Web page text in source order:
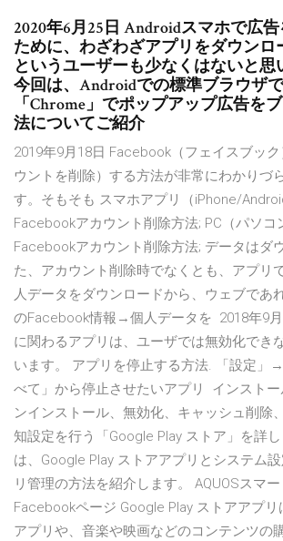
2020年6月25日 Androidスマホで広
ために、わざわざアプリをダウンロ
というユーザーも少なくはないと思
今回は、Androidでの標準ブラウザ
「Chrome」でポップアップ広告を
法についてご紹介
2019年9月18日 Facebook（フェイスブッ
ウントを削除）する方法が非常にわかりづ
す。そもそも スマホアプリ（iPhone/
Facebookアカウント削除方法; PC（パソコ
Facebookアカウント削除方法; データはダ
た、アカウント削除時でなくとも、アプリ
人データをダウンロードから、ウェブであ
のFacebook情報→個人データを 2018年9
に関わるアプリは、ユーザでは無効化でき
います。 アプリを停止する方法. 「設定
べて」から停止させたいアプリ インスト
ンインストール、無効化、キャッシュ削除
知設定を行う「Google Play ストア」を詳
は、Google Play ストアアプリとシステム
リ管理の方法を紹介します。 AQUOSスマ
Facebookページ Google Play ストアアプリ
アプリや、音楽や映画などのコンテンツの